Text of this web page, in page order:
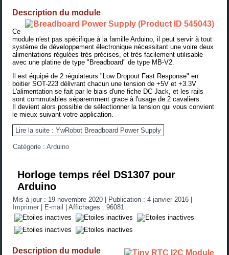
Description du module
Ce
module n'est pas spécifique à la famille Arduino, il peut servir à tout
système de développement électronique nécessitant une voire deux
alimentations régulées très précises, et très facilement utilisable
avec une platine de type "Breadboard" de type MB-V2.
Il est équipé de 2régulateurs "Low Dropout Fast Response" en
boitier SOT-223 délivrant chacun une tension de +5V et +3.3V
L'alimentation se fait par le biais d'une fiche DC Jack, et les rails
sont commutables séparemment grace à l'usage de 2 cavaliers.
Il devient alors possible de sélectionner la tension qui vous convient
le mieux suivant votre application.
Lire la suite : YwRobot Breadboard Power Supply
Catégorie :Arduino
Horloge temps réel DS1307 pour
Arduino
Mis à jour : 19 novembre 2020 Publication : 4 janvier 2016
Imprimer
E-mail |Affichages : 96081
Description du module